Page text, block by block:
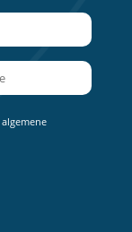
algemene